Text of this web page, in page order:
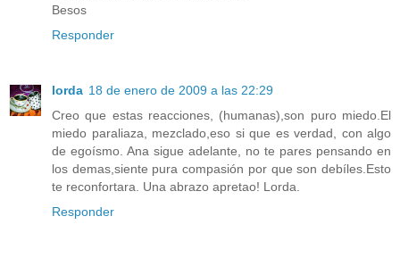
Besos
Responder
lorda 18 de enero de 2009 a las 22:29
Creo que estas reacciones, (humanas),son puro miedo.El
miedo paraliaza, mezclado,eso si que es verdad, con algo
de egoísmo. Ana sigue adelante, no te pares pensando en
los demas,siente pura compasión por que son debíles.Esto
te reconfortara. Una abrazo apretao! Lorda.
Responder